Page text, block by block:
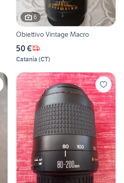
6
Obiettivo Vintage Macro
50 €
Catania (CT)